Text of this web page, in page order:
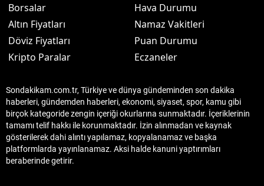
Borsalar
Altın Fiyatları
Döviz Fiyatları
Kripto Paralar
Hava Durumu
Namaz Vakitleri
Puan Durumu
Eczaneler
Sondakikam.com.tr, Türkiye ve dünya gündeminden son dakika
haberleri, gündemden haberleri, ekonomi, siyaset, spor, kamu gibi
birçok kategoride zengin içeriği okurlarına sunmaktadır. İçeriklerinin
tamamı telif hakkı ile korunmaktadır. İzin alınmadan ve kaynak
gösterilerek dahi alıntı yapılamaz, kopyalanamaz ve başka
platformlarda yayınlanamaz. Aksi halde kanuni yaptırımları
beraberinde getirir.